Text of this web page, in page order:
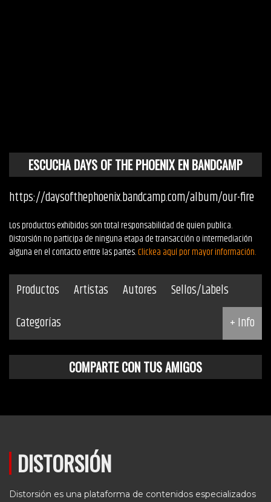
ESCUCHA DAYS OF THE PHOENIX EN BANDCAMP
https://daysofthephoenix.bandcamp.com/album/our-fire
Los productos exhibidos son total responsabilidad de quien publica.
Distorsión no participa de ninguna etapa de transacción o intermediación
alguna en el contacto entre las partes.Clickea aquí por mayor información.
Productos Artistas Autores
Sellos/Labels
Categorías
+ Info
COMPARTE CON TUS AMIGOS
DISTORSIÓN
Distorsión es una plataforma de contenidos especializados